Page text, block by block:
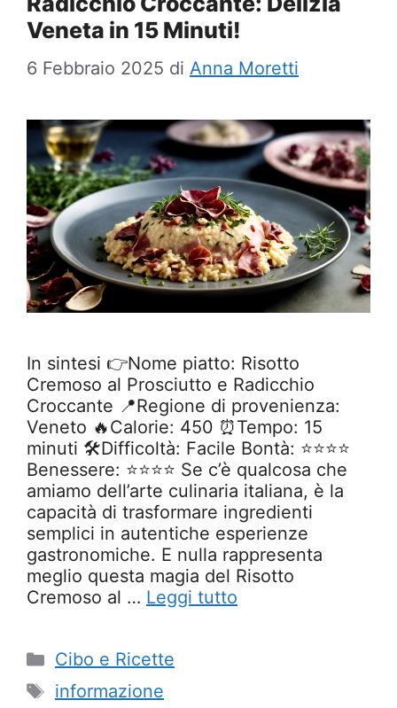
Veneta in 15 Minuti!
6 Febbraio 2025 di Anna Moretti
In sintesi 👉Nome piatto: Risotto
Cremoso al Prosciutto e Radicchio
Croccante 📍Regione di provenienza:
Veneto 🔥Calorie: 450 ⏰Tempo: 15
minuti 🛠️Difficoltà: Facile Bontà: ⭐⭐⭐⭐
Benessere: ⭐⭐⭐⭐ Se c’è qualcosa che
amiamo dell’arte culinaria italiana, è la
capacità di trasformare ingredienti
semplici in autentiche esperienze
gastronomiche. E nulla rappresenta
meglio questa magia del Risotto
Cremoso al … Leggi tutto
Categorie
Cibo e Ricette
Tag
informazione